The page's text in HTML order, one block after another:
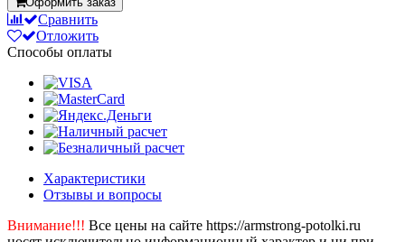
Сравнить
Отложить
Способы оплаты
Характеристики
Отзывы и вопросы
Внимание!!! Все цены на сайте https://armstrong-potolki.ru